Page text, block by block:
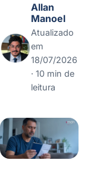
Allan
Manoel
Atualizado
em
18/07/2026
· 10 min de
leitura